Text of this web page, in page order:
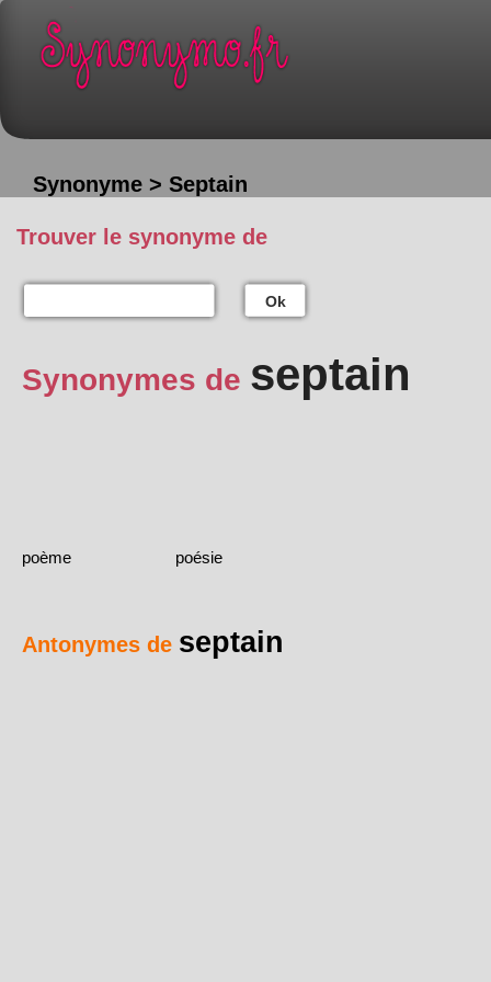
Synonyme > Septain
Trouver le synonyme de
Ok
Synonymes de septain
poème poésie
Antonymes de septain